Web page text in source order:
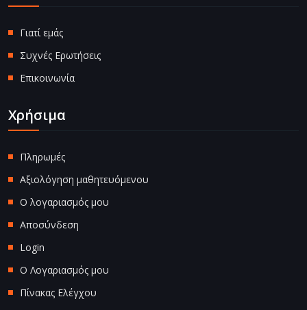
Γιατί εμάς
Συχνές Ερωτήσεις
Επικοινωνία
Χρήσιμα
Πληρωμές
Αξιολόγηση μαθητευόμενου
Ο λογαριασμός μου
Αποσύνδεση
Login
Ο Λογαριασμός μου
Πίνακας Ελέγχου